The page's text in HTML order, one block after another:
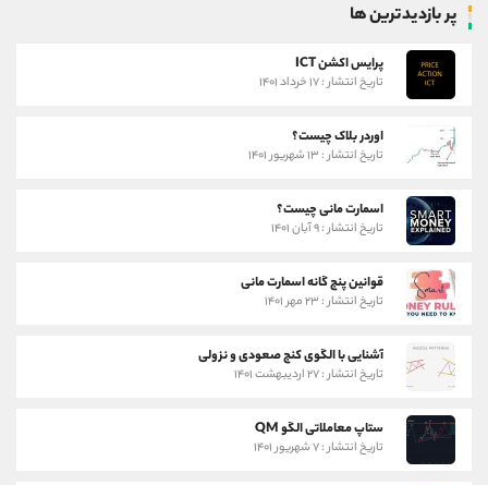
پر بازدیدترین ها
پرایس اکشن ICT
تاریخ انتشار : ۱۷ خرداد ۱۴۰۱
اوردر بلاک چیست؟
تاریخ انتشار : ۱۳ شهریور ۱۴۰۱
اسمارت مانی چیست؟
تاریخ انتشار : ۹ آبان ۱۴۰۱
قوانین پنج گانه اسمارت مانی
تاریخ انتشار : ۲۳ مهر ۱۴۰۱
آشنایی با الگوی کنج صعودی و نزولی
تاریخ انتشار : ۲۷ اردیبهشت ۱۴۰۱
ستاپ معاملاتی الگو QM
تاریخ انتشار : ۷ شهریور ۱۴۰۱